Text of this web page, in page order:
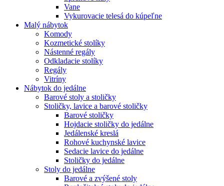
Vane
Vykurovacie telesá do kúpeľne
Malý nábytok
Komody
Kozmetické stolíky
Nástenné regály
Odkladacie stolíky
Regály
Vitríny
Nábytok do jedálne
Barové stoly a stoličky
Stoličky, lavice a barové stoličky
Barové stoličky
Hojdacie stoličky do jedálne
Jedálenské kreslá
Rohové kuchynské lavice
Sedacie lavice do jedálne
Stoličky do jedálne
Stoly do jedálne
Barové a zvýšené stoly